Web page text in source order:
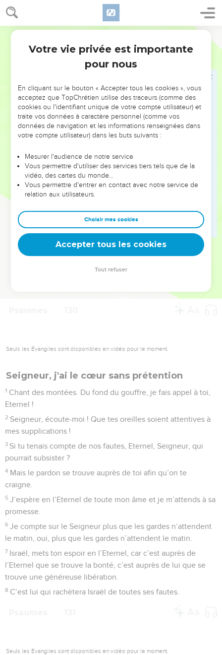
NE MANQUEZ PAS L’ÉVÉNEMENT
DE L’ANNÉE !
ET SI LEURS ERREURS POUVAIENT VOUS ÉVITER LES
VOTRES ?
leur foi ou leur vision. Mais on voit moins les doutes, les erreurs
et les saisons difficiles qu'ils ont traversés, alors même que ce
sont elles qui les ont façonnés.
Dans cette conférence, leaders, entrepreneurs, et responsables
clés pour avancer avec plus de sagesse afin que leurs erreurs
deviennent vos tremplins. Que vous guidiez un ministère, une
équipe, un groupe ou une famille, leur expérience est faite
Seuls les Évangiles sont disponibles en vidéo pour le moment.
Au fond de la détresse
1 Chant des montées. On m’a souvent combattu depuis ma
jeunesse – qu’Israël le dise –
2 on m’a souvent combattu depuis ma jeunesse, mais on ne
m’a pas vaincu.
3 Des laboureurs ont labouré mon dos, ils y ont tracé de
longs sillons.
4 L’Eternel est juste : il a coupé les cordes de ces méchants.
5 Qu’ils soient couverts de honte et qu’ils reculent, tous ceux
qui détestent Sion !
6 Qu’ils soient comme l’herbe des toits qui sèche avant
qu’on l’arrache :
7 le moissonneur n’en remplit pas sa main, celui qui lie les
gerbes n’en fait pas une brassée
et les passants ne disent pas : « Que la bénédiction de
l’Eternel soit sur vous ! » Nous vous bénissons au nom de
l’Eternel !
Seuls les Évangiles sont disponibles en vidéo pour le moment.
Votre vie privée est importante
pour nous
En cliquant sur le bouton « Accepter tous les cookies », vous
acceptez que TopChrétien utilise des traceurs (comme des
cookies ou l'identifiant unique de votre compte utilisateur) et
traite vos données à caractère personnel (comme vos
données de navigation et les informations renseignées dans
votre compte utilisateur) dans les buts suivants :
Mesurer l'audience de notre service
Vous permettre d'utiliser des services tiers tels que de la
vidéo, des cartes du monde…
Vous permettre d'entrer en contact avec notre service de
relation aux utilisateurs.
Choisir mes cookies
Accepter tous les cookies
Tout refuser